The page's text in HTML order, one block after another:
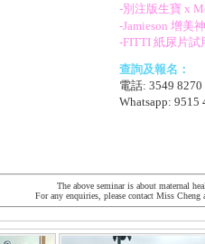
-別注版生寶 x
-Jamieson 增美
-FITTI 紙尿片試
查詢及報名：
電話: 3549 8270
Whatsapp: 9515
The above seminar is about maternal
For any enquiries, please contact Miss Cheng